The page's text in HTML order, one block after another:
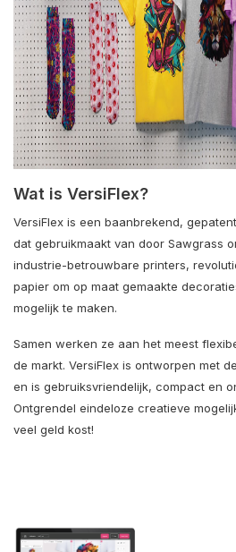
Wat is VersiFlex?
VersiFlex is een baanbrekend,
dat gebruikmaakt van door Sawgrass
industrie-betrouwbare printers,
papier om op maat gemaakte
mogelijk te maken.
Samen werken ze aan het meest
de markt. VersiFlex is ontworpen met
en is gebruiksvriendelijk, compact en
Ontgrendel eindeloze creatieve
veel geld kost!